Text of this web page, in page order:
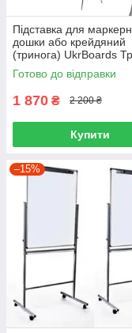
Підставка для
дошки або крейдяний
(тринога) UkrBoards
для дошка
Готово до відправки
1 870 ₴ 2 200 ₴
Купити
–15%